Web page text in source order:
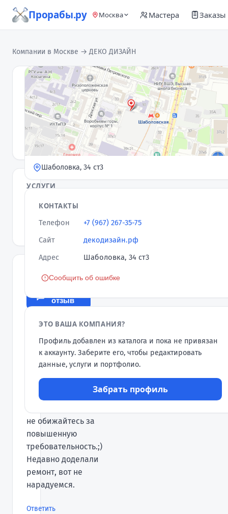
Прорабы.ру Москва Мастера Заказы
Компании в Москве → ДЕКО ДИЗАЙН
Д
ДЕКО
ДИЗАЙН
Компания
★5,0
· 1
отзыв
УСЛУГИ
Ремонт
помещений
ОТЗЫВЫ
отзыв
voodoo-
30.10.2014
Николай спасибо
большое, очень
довольны дизайн-
проектом первого этажа
не обижайтесь за
повышенную
требовательность.;)
Недавно доделали
ремонт, вот не
нарадуемся.
Ответить
Шаболовка, 34 ст3
КОНТАКТЫ
Телефон
+7 (967) 267-35-75
Сайт
декодизайн.рф
Адрес
Шаболовка, 34 ст3
Сообщить об ошибке
ЭТО ВАША КОМПАНИЯ?
Профиль добавлен из каталога и пока не привязан
к аккаунту. Заберите его, чтобы редактировать
данные, услуги и портфолио.
Забрать профиль